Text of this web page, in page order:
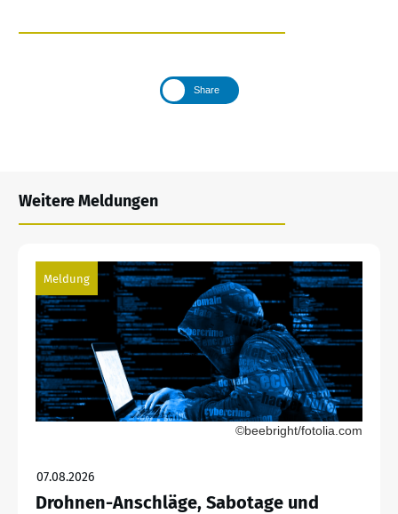
Share
Weitere Meldungen
Meldung
©beebright/fotolia.com
07.08.2026
Drohnen-Anschläge, Sabotage und